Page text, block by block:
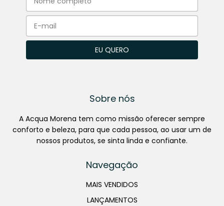
Sobre nós
A Acqua Morena tem como missão oferecer sempre
conforto e beleza, para que cada pessoa, ao usar um de
nossos produtos, se sinta linda e confiante.
Navegação
MAIS VENDIDOS
LANÇAMENTOS